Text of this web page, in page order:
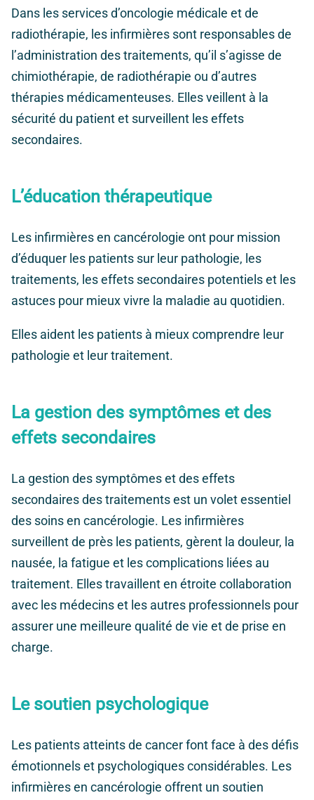
Dans les services d’oncologie médicale et de
radiothérapie, les infirmières sont responsables de
l’administration des traitements, qu’il s’agisse de
chimiothérapie, de radiothérapie ou d’autres
thérapies médicamenteuses. Elles veillent à la
sécurité du patient et surveillent les effets
secondaires.
L’éducation thérapeutique
Les infirmières en cancérologie ont pour mission
d’éduquer les patients sur leur pathologie, les
traitements, les effets secondaires potentiels et les
astuces pour mieux vivre la maladie au quotidien.
Elles aident les patients à mieux comprendre leur
pathologie et leur traitement.
La gestion des symptômes et des
effets secondaires
La gestion des symptômes et des effets
secondaires des traitements est un volet essentiel
des soins en cancérologie. Les infirmières
surveillent de près les patients, gèrent la douleur, la
nausée, la fatigue et les complications liées au
traitement. Elles travaillent en étroite collaboration
avec les médecins et les autres professionnels pour
assurer une meilleure qualité de vie et de prise en
charge.
Le soutien psychologique
Les patients atteints de cancer font face à des défis
émotionnels et psychologiques considérables. Les
infirmières en cancérologie offrent un soutien